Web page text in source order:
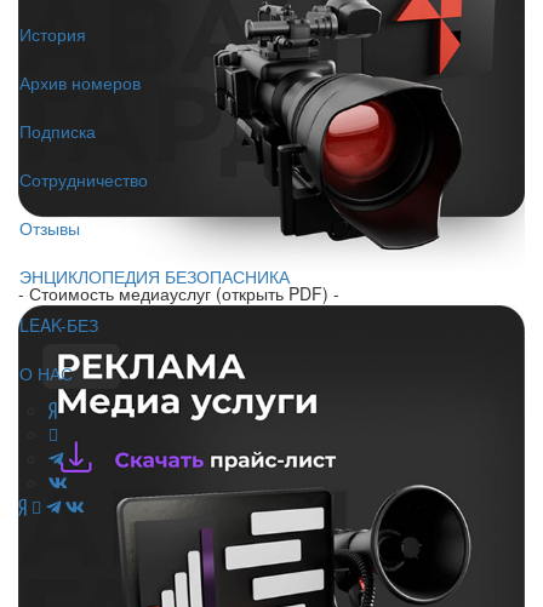
История
Архив номеров
Подписка
Сотрудничество
Отзывы
ЭНЦИКЛОПЕДИЯ БЕЗОПАСНИКА
LEAK-БЕЗ
О НАС
- Стоимость медиауслуг (открыть PDF) -